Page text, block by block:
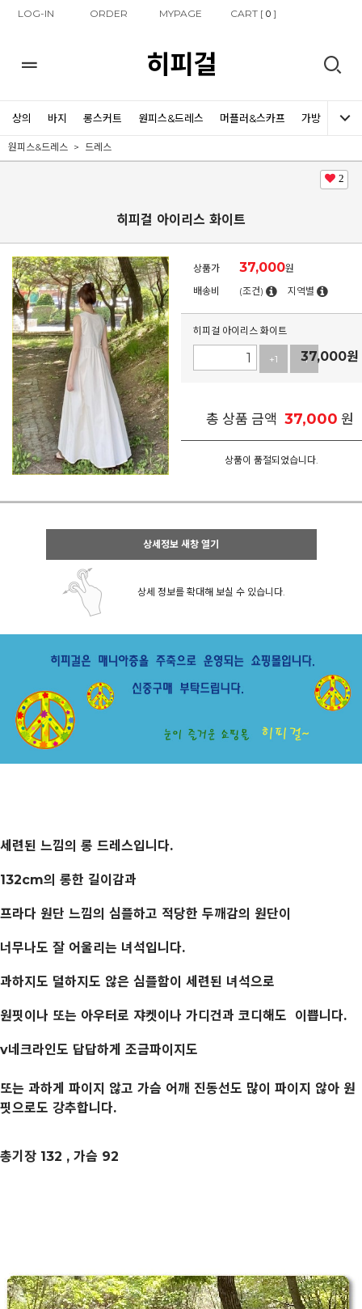
LOG-IN ORDER MYPAGE CART [0 ]
히피걸
상의 바지 롱스커트 원피스&드레스 머플러&스카프 가방 신발
원피스&드레스 드레스
2
히피걸 아이리스 화이트
상품가 37,000원
배송비
(조건) 지역별
히피걸 아이리스 화이트
+1 -1
37,000원
총 상품 금액 37,000 원
상품이 품절되었습니다.
상세정보 새창 열기
상세 정보를 확대해 보실 수 있습니다.
세련된 느낌의 롱 드레스입니다.
132cm의 롱한 길이감과
프라다 원단 느낌의 심플하고 적당한 두깨감의 원단이
너무나도 잘 어울리는 녀석입니다.
과하지도 덜하지도 않은 심플함이 세련된 녀석으로
원핏이나 또는 아우터로 쟈켓이나 가디건과 코디해도 이쁩니다.
v네크라인도 답답하게 조금파이지도
또는 과하게 파이지 않고 가슴 어깨 진동선도 많이 파이지 않아 원
핏으로도 강추합니다.
총기장 132 , 가슴 92